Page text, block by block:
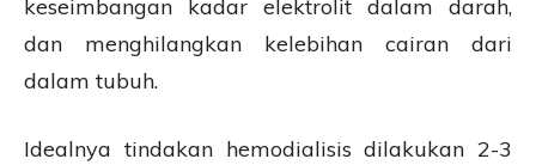
keseimbangan kadar elektrolit dalam darah,
dan menghilangkan kelebihan cairan dari
dalam tubuh.
Idealnya tindakan hemodialisis dilakukan 2-3